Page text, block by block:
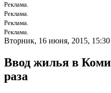
Реклама.
Реклама.
Реклама.
Реклама.
Вторник, 16 июня, 2015, 15:30
Ввод жилья в
раза